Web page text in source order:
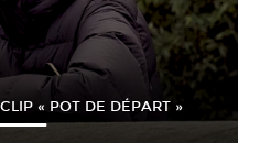
« POT DE DÉPART »